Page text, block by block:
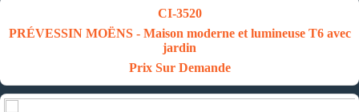
CI-3520
PRÉVESSIN MOËNS - Maison moderne et lumineuse T6 avec
jardin
Prix Sur Demande